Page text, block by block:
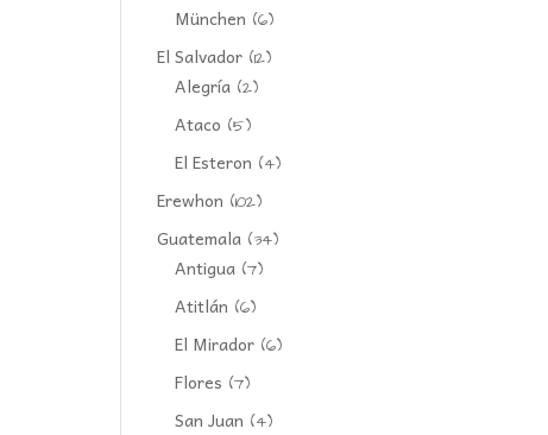
München (6)
El Salvador (12)
Alegría (2)
Ataco (5)
El Esteron (4)
Erewhon (102)
Guatemala (34)
Antigua (7)
Atitlán (6)
El Mirador (6)
Flores (7)
San Juan (4)